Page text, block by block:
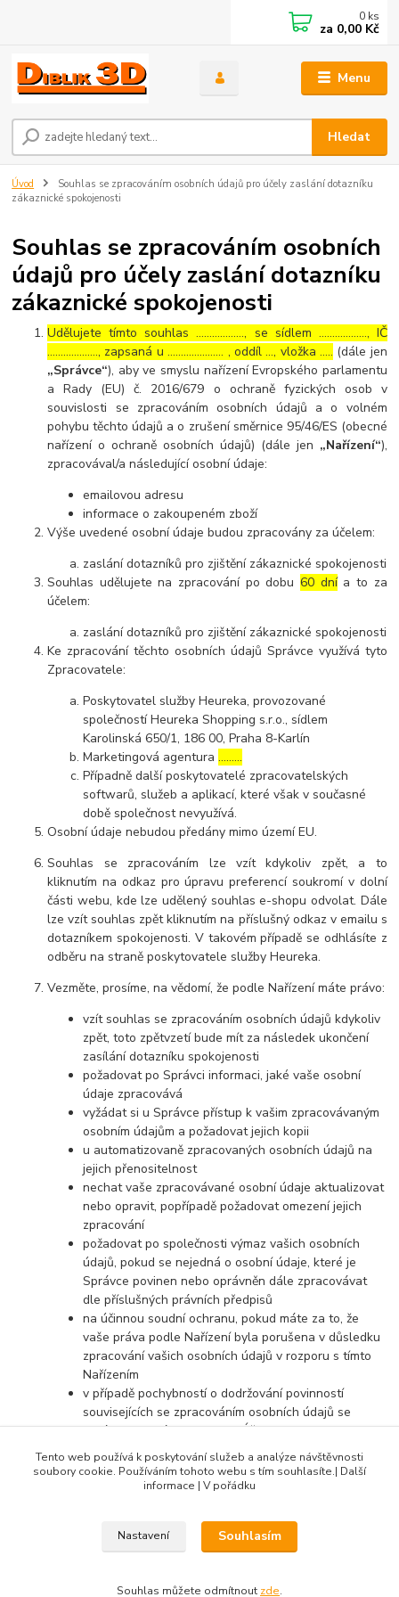
Menu
Hledat
0 ks
za 0,00 Kč
Úvod
Souhlas se zpracováním osobních údajů pro účely zaslání dotazníku
zákaznické spokojenosti
Souhlas se zpracováním osobních
údajů pro účely zaslání dotazníku
zákaznické spokojenosti
Udělujete tímto souhlas ……………..., se sídlem ………………, IČ
………………., zapsaná u ………………… , oddíl …, vložka ….. (dále jen
„Správce“), aby ve smyslu nařízení Evropského parlamentu
a Rady (EU) č. 2016/679 o ochraně fyzických osob v
souvislosti se zpracováním osobních údajů a o volném
pohybu těchto údajů a o zrušení směrnice 95/46/ES (obecné
nařízení o ochraně osobních údajů) (dále jen „Nařízení“),
zpracovával/a následující osobní údaje:
emailovou adresu
informace o zakoupeném zboží
Výše uvedené osobní údaje budou zpracovány za účelem:
zaslání dotazníků pro zjištění zákaznické spokojenosti
Souhlas udělujete na zpracování po dobu60 dnía to za
účelem:
zaslání dotazníků pro zjištění zákaznické spokojenosti
Ke zpracování těchto osobních údajů Správce využívá tyto
Zpracovatele:
Poskytovatel služby Heureka, provozované
společností Heureka Shopping s.r.o., sídlem
Karolinská 650/1, 186 00, Praha 8-Karlín
Marketingová agentura………
Případně další poskytovatelé zpracovatelských
softwarů, služeb a aplikací, které však v současné
době společnost nevyužívá.
Osobní údaje nebudou předány mimo území EU.
Souhlas se zpracováním lze vzít kdykoliv zpět, a to
kliknutím na odkaz pro úpravu preferencí soukromí v dolní
části webu, kde lze udělený souhlas e-shopu odvolat. Dále
lze vzít souhlas zpět kliknutím na příslušný odkaz v emailu s
dotazníkem spokojenosti. V takovém případě se odhlásíte z
odběru na straně poskytovatele služby Heureka.
Vezměte, prosíme, na vědomí, že podle Nařízení máte právo:
vzít souhlas se zpracováním osobních údajů kdykoliv
zpět, toto zpětvzetí bude mít za následek ukončení
zasílání dotazníku spokojenosti
požadovat po Správci informaci, jaké vaše osobní
údaje zpracovává
vyžádat si u Správce přístup k vašim zpracovávaným
osobním údajům a požadovat jejich kopii
u automatizovaně zpracovaných osobních údajů na
jejich přenositelnost
nechat vaše zpracovávané osobní údaje aktualizovat
nebo opravit, popřípadě požadovat omezení jejich
zpracování
požadovat po společnosti výmaz vašich osobních
údajů, pokud se nejedná o osobní údaje, které je
Správce povinen nebo oprávněn dále zpracovávat
dle příslušných právních předpisů
na účinnou soudní ochranu, pokud máte za to, že
vaše práva podle Nařízení byla porušena v důsledku
zpracování vašich osobních údajů v rozporu s tímto
Nařízením
v případě pochybností o dodržování povinností
souvisejících se zpracováním osobních údajů se
obrátit na Správce nebo na Úřad pro ochranu
osobních údajů
Tento web používá k poskytování služeb a analýze návštěvnosti
soubory cookie. Používáním tohoto webu s tím souhlasíte.| Další
informace | V pořádku
Nastavení Souhlasím
Souhlas můžete odmítnout zde.